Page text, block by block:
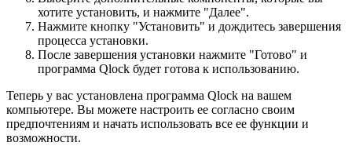
хотите установить, и нажмите "Далее".
Нажмите кнопку "Установить" и дождитесь завершения
процесса установки.
После завершения установки нажмите "Готово" и
программа Qlock будет готова к использованию.
Теперь у вас установлена программа Qlock на вашем
компьютере. Вы можете настроить ее согласно своим
предпочтениям и начать использовать все ее функции и
возможности.